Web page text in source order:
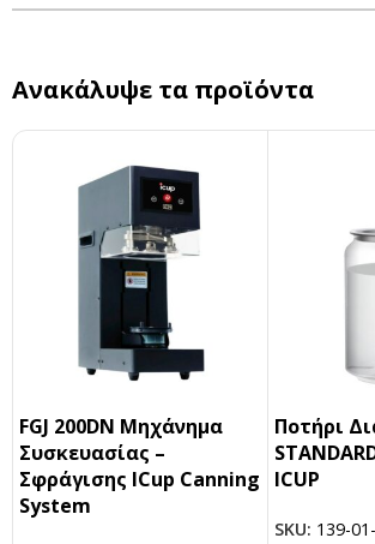
Ανακάλυψε τα προϊόντα
FGJ 200DN Μηχάνημα
Συσκευασίας –
Σφράγισης ICup Canning
System
Ποτήρι
ICUP
SKU: 139-